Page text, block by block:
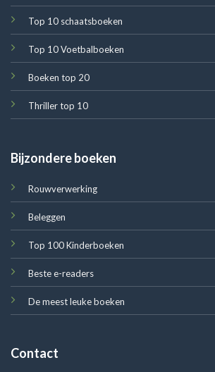
Top 10 schaatsboeken
Top 10 Voetbalboeken
Boeken top 20
Thriller top 10
Bijzondere boeken
Rouwverwerking
Beleggen
Top 100 Kinderboeken
Beste e-readers
De meest leuke boeken
Contact